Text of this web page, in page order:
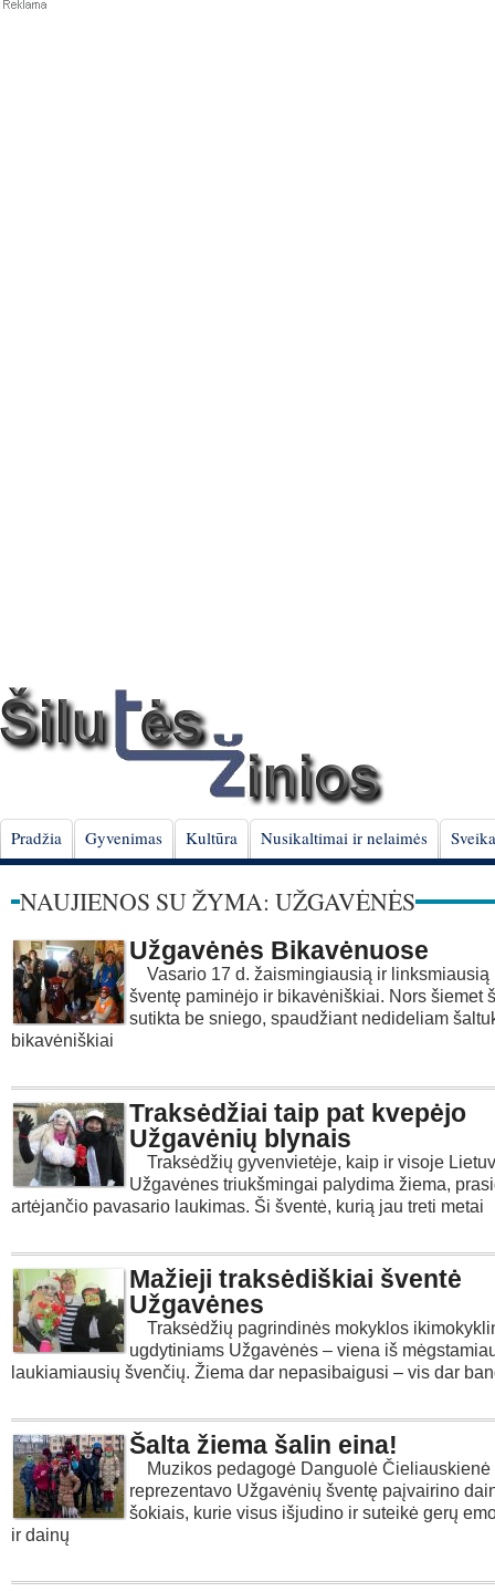
Pradžia Gyvenimas Kultūra Nusikaltimai ir nelaimės
NAUJIENOS SU ŽYMA: UŽGAVĖNĖS
Užgavėnės Bikavėnuose
Vasario 17 d. žaismingiausią ir linksmiausią
šventę paminėjo ir bikavėniškiai. Nors šiemet
sutikta be sniego, spaudžiant nedideliam
bikavėniškiai
Traksėdžiai taip pat kvepėjo
Užgavėnių blynais
Traksėdžių gyvenvietėje, kaip ir visoje
Užgavėnes triukšmingai palydima žiema,
artėjančio pavasario laukimas. Ši šventė, kurią jau treti metai
Mažieji traksėdiškiai šventė
Užgavėnes
Traksėdžių pagrindinės mokyklos
ugdytiniams Užgavėnės – viena iš
laukiamiausių švenčių. Žiema dar nepasibaigusi – vis dar
Šalta žiema šalin eina!
Muzikos pedagogė Danguolė Čieliauskienė
reprezentavo Užgavėnių šventę paįvairino
šokiais, kurie visus išjudino ir suteikė gerų
ir dainų